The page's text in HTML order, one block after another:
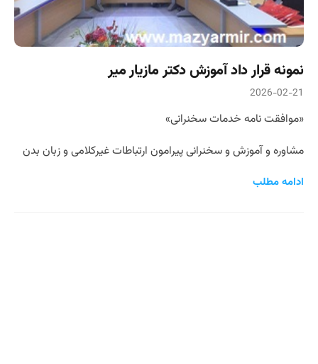
نمونه قرار داد آموزش دکتر مازیار میر
2026-02-21
«موافقت نامه خدمات سخنرانی»
مشاوره و آموزش و سخنرانی پیرامون ارتباطات غیرکلامی و زبان بدن
ادامه مطلب